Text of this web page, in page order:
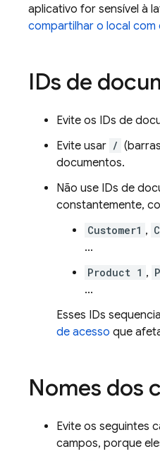
aplicativo for sensível à
compartilhar o local
IDs de
Evite os IDs de
Evite usar /
documentos.
Não use IDs de
constantemente,
Customer1 ,
...
Product 1 ,
...
Esses IDs
de acesso que
Nomes dos
Evite os seguintes
campos, porque